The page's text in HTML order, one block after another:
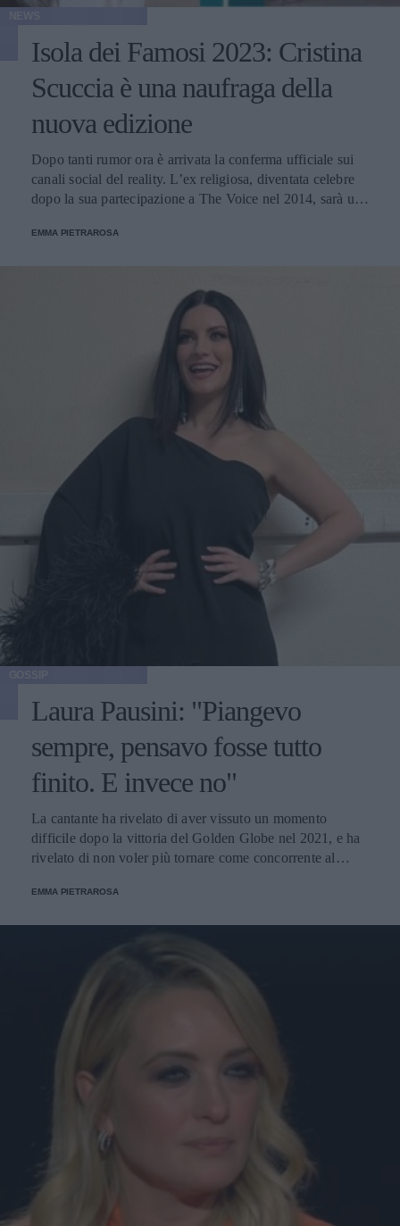
Isola dei Famosi 2023: Cristina
Scuccia è una naufraga della
nuova edizione
Dopo tanti rumor ora è arrivata la conferma ufficiale sui
canali social del reality. L’ex religiosa, diventata celebre
dopo la sua partecipazione a The Voice nel 2014, sarà una
EMMA PIETRAROSA
Laura Pausini: "Piangevo
sempre, pensavo fosse tutto
finito. E invece no"
La cantante ha rivelato di aver vissuto un momento
difficile dopo la vittoria del Golden Globe nel 2021, e ha
rivelato di non voler più tornare come concorrente al
EMMA PIETRAROSA